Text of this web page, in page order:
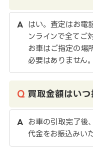
はい。査定はお電
ンラインで全てご
お車はご指定の場
必要はありません。
買取金額はい
お車の引取完了後
代金をお振込みい